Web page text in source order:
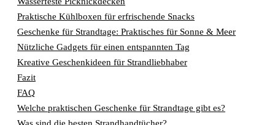
Praktische Kühlboxen für erfrischende Snacks
Geschenke für Strandtage: Praktisches für Sonne & Meer
Nützliche Gadgets für einen entspannten Tag
Kreative Geschenkideen für Strandliebhaber
Fazit
FAQ
Welche praktischen Geschenke für Strandtage gibt es?
Was sind die besten Strandhandtücher?